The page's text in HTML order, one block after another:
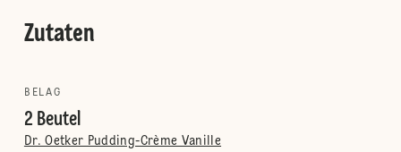
Zutaten
BELAG
2 Beutel
Dr. Oetker Pudding-Crème Vanille